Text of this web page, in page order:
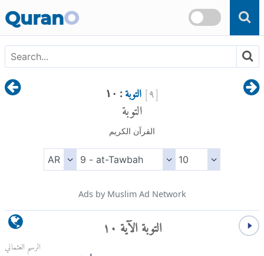
Skip to main content
QuranO
[٩]التوبة : ١٠التوبة
القرآن الكريم
Ads by Muslim Ad Network
التوبة الآية ١٠
الرسم العثماني